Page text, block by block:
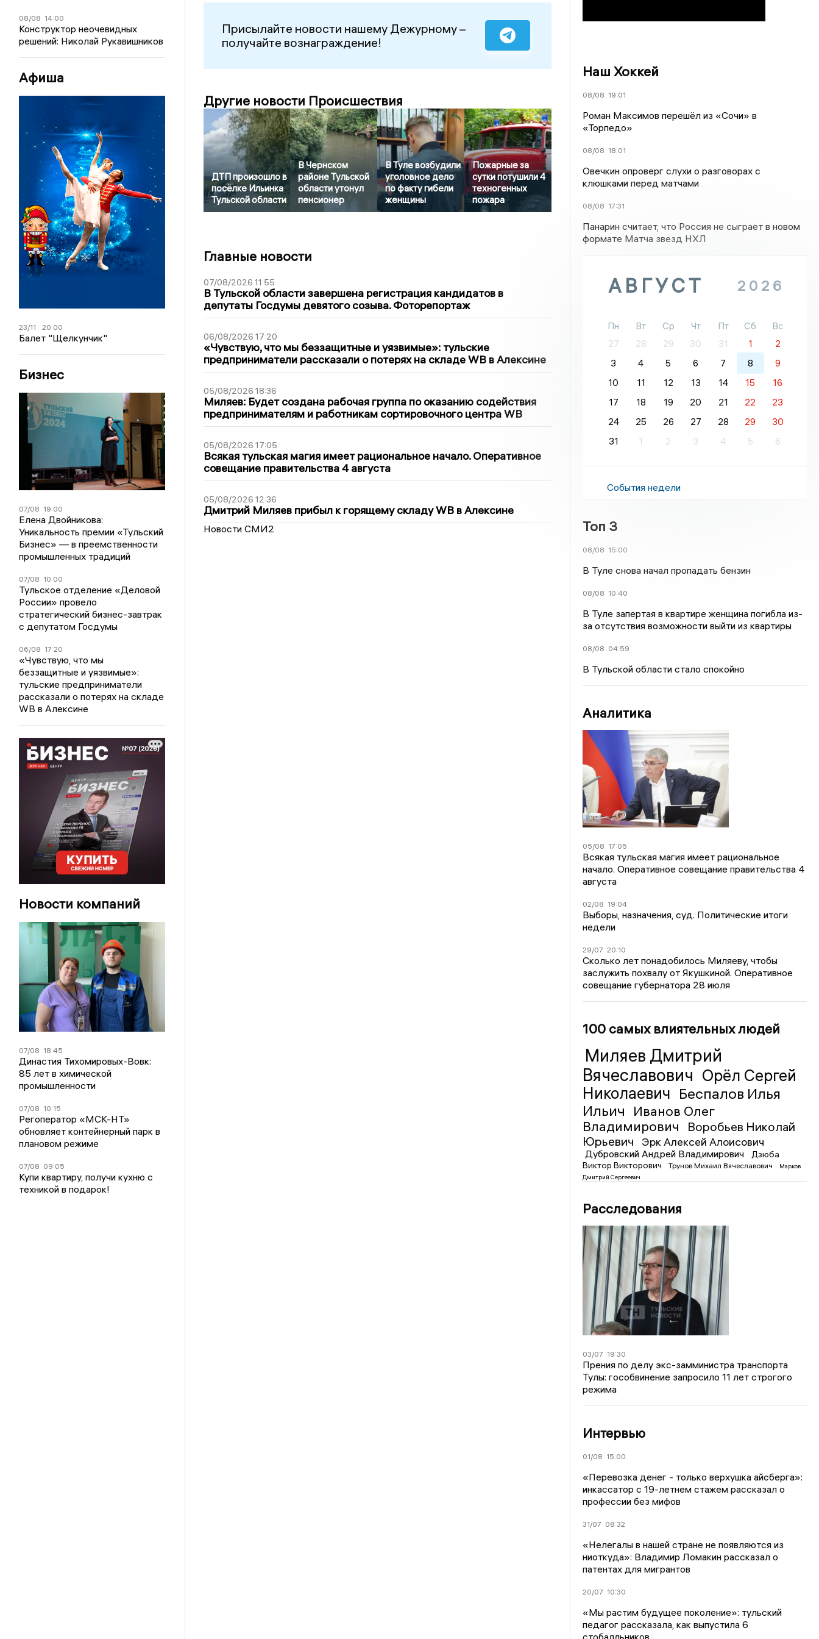
08/08 14:00
Конструктор неочевидных
решений: Николай Рукавишников
Афиша
23/11 20:00
Балет "Щелкунчик"
Бизнес
07/08 19:00
Елена Двойникова:
Уникальность премии «Тульский
Бизнес» — в преемственности
промышленных традиций
07/08 10:00
Тульское отделение «Деловой
России» провело
стратегический бизнес-завтрак
с депутатом Госдумы
06/08 17:20
«Чувствую, что мы
беззащитные и уязвимые»:
тульские предприниматели
рассказали о потерях на складе
WB в Алексине
Новости компаний
07/08 18:45
Династия Тихомировых-Вовк:
85 лет в химической
промышленности
07/08 10:15
Регоператор «МСК-НТ»
обновляет контейнерный парк в
плановом режиме
07/08 09:05
Купи квартиру, получи кухню с
техникой в подарок!
Присылайте новости нашему Дежурному –
получайте вознаграждение!
Другие новости Происшествия
ДТП произошло в
посёлке Ильинка
Тульской области
В Чернском
районе Тульской
области утонул
пенсионер
В Туле возбудили
уголовное дело
по факту гибели
женщины
Пожарные за
сутки потушили 4
техногенных
пожара
Главные новости
07/08/2026 11:55
В Тульской области завершена регистрация кандидатов в
депутаты Госдумы девятого созыва. Фоторепортаж
06/08/2026 17:20
«Чувствую, что мы беззащитные и уязвимые»: тульские
предприниматели рассказали о потерях на складе WB в Алексине
05/08/2026 18:36
Миляев: Будет создана рабочая группа по оказанию содействия
предпринимателям и работникам сортировочного центра WB
05/08/2026 17:05
Всякая тульская магия имеет рациональное начало. Оперативное
совещание правительства 4 августа
05/08/2026 12:36
Дмитрий Миляев прибыл к горящему складу WB в Алексине
Новости СМИ2
Наш Хоккей
08/08 19:01
Роман Максимов перешёл из «Сочи» в
«Торпедо»
08/08 18:01
Овечкин опроверг слухи о разговорах с
клюшками перед матчами
08/08 17:31
Панарин считает, что Россия не сыграет в новом
формате Матча звезд НХЛ
АВГУСТ 2026
Пн Вт Ср Чт Пт Сб
Вс
27
28 29 30 31 1
2
3
4 5 6 7 8
9
10
11 12 13 14 15
16
17
18 19 20 21 22
23
24
25 26 27 28 29
30
31
1 2 3 4 5 6
События недели
Топ 3
08/08 15:00
В Туле снова начал пропадать бензин
08/08 10:40
В Туле запертая в квартире женщина погибла из-
за отсутствия возможности выйти из квартиры
08/08 04:59
В Тульской области стало спокойно
Аналитика
05/08 17:05
Всякая тульская магия имеет рациональное
начало. Оперативное совещание правительства 4
августа
02/08 19:04
Выборы, назначения, суд. Политические итоги
недели
29/07 20:10
Сколько лет понадобилось Миляеву, чтобы
заслужить похвалу от Якушкиной. Оперативное
совещание губернатора 28 июля
100 самых влиятельных людей
Миляев Дмитрий
Вячеславович Орёл Сергей
Николаевич Беспалов Илья
Ильич
Иванов Олег
Владимирович
Воробьев Николай
Юрьевич
Эрк Алексей Алоисович
Дубровский Андрей Владимирович
Дзюба
Виктор Викторович
Трунов Михаил Вячеславович
Марков
Дмитрий Сергеевич
Расследования
03/07 19:30
Прения по делу экс-замминистра транспорта
Тулы: гособвинение запросило 11 лет строгого
режима
Интервью
01/08 15:00
«Перевозка денег - только верхушка айсберга»:
инкассатор с 19-летнем стажем рассказал о
профессии без мифов
31/07 08:32
«Нелегалы в нашей стране не появляются из
ниоткуда»: Владимир Ломакин рассказал о
патентах для мигрантов
20/07 10:30
«Мы растим будущее поколение»: тульский
педагог рассказала, как выпустила 6
стобалльников